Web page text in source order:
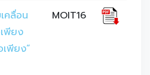
คลื่อน
พียง
พียง”
MOIT16